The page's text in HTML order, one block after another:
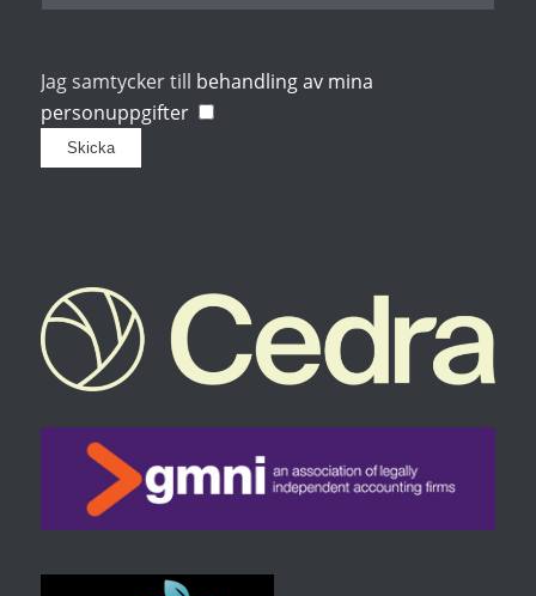
Jag samtycker till behandling av mina
personuppgifter